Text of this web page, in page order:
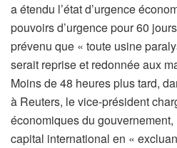
a étendu l’état d’urgence
pouvoirs d’urgence pour 60
prévenu que « toute usine
serait reprise et redonnée aux
Moins de 48 heures plus tard,
à Reuters, le vice-président
économiques du
capital international en «